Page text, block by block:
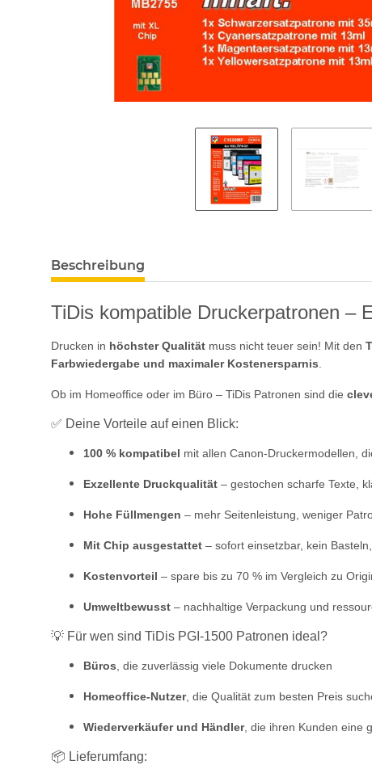
Beschreibung
TiDis kompatible Druckerpatronen –
Drucken in höchster Qualität muss nicht teuer sein! Mit den
Farbwiedergabe und maximaler Kostenersparnis.
Ob im Homeoffice oder im Büro – TiDis Patronen sind die
✅ Deine Vorteile auf einen Blick:
100 % kompatibel mit allen Canon-Druckermodellen,
Exzellente Druckqualität – gestochen scharfe Texte,
Hohe Füllmengen – mehr Seitenleistung, weniger
Mit Chip ausgestattet – sofort einsetzbar, kein
Kostenvorteil – spare bis zu 70 % im Vergleich zu
Umweltbewusst – nachhaltige Verpackung und
💡 Für wen sind TiDis PGI-1500 Patronen ideal?
Büros, die zuverlässig viele Dokumente drucken
Homeoffice-Nutzer, die Qualität zum besten Preis
Wiederverkäufer und Händler, die ihren Kunden eine
📦 Lieferumfang: